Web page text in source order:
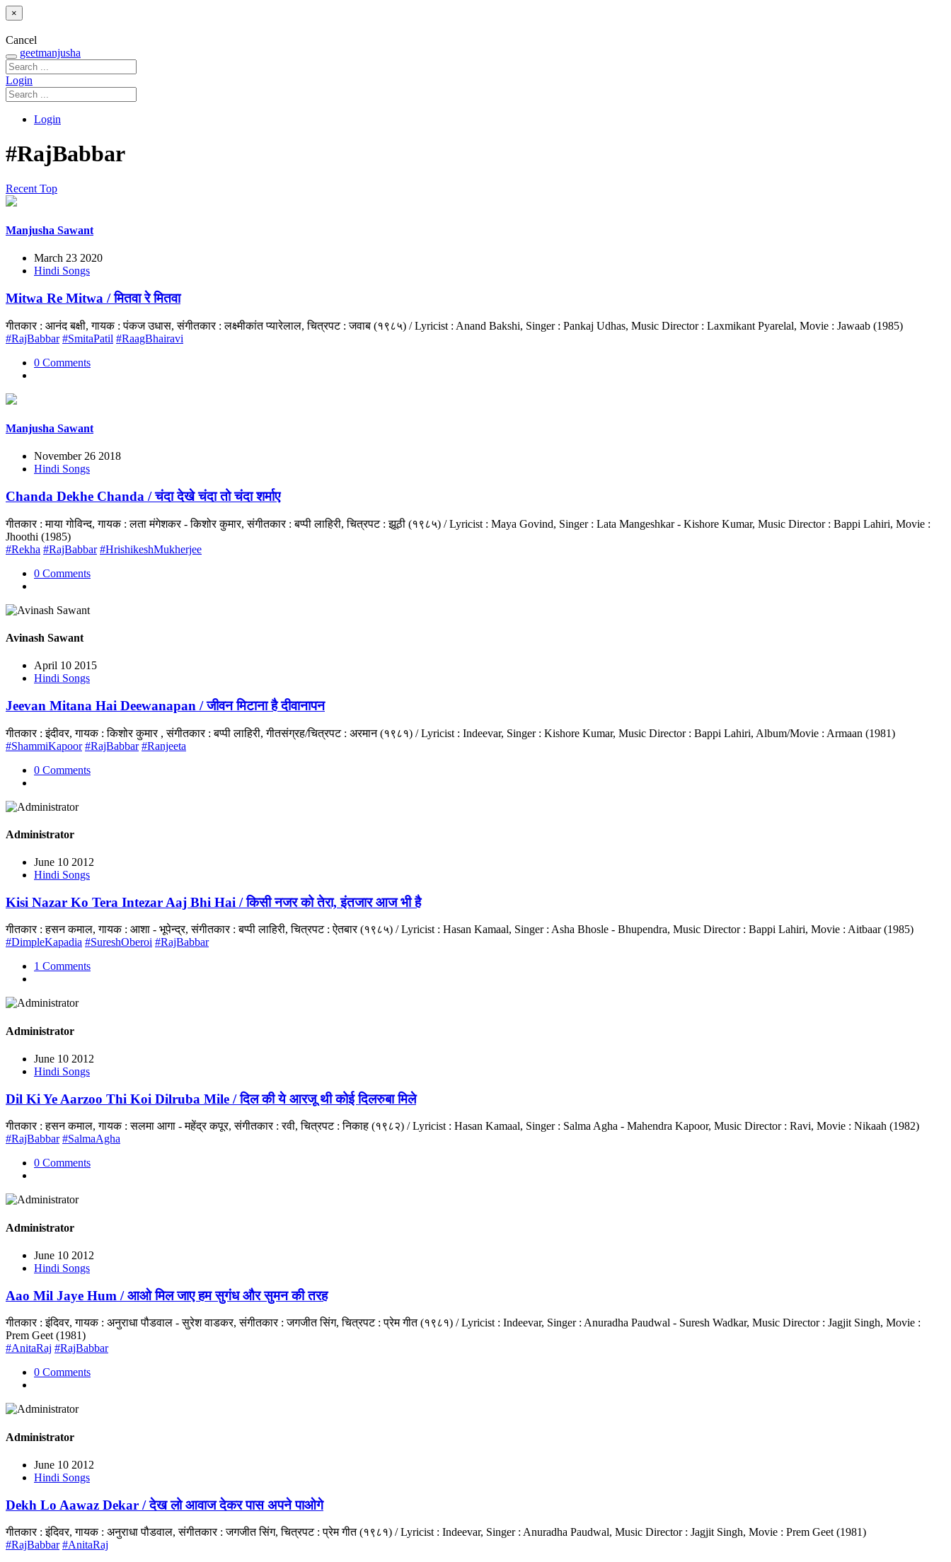
×
Cancel
geetmanjusha
Login
Login
#RajBabbar
Recent Top
Manjusha Sawant
March 23 2020
Hindi Songs
Mitwa Re Mitwa / मितवा रे मितवा
गीतकार : आनंद बक्षी, गायक : पंकज उधास, संगीतकार : लक्ष्मीकांत प्यारेलाल, चित्रपट : जवाब (१९८५) / Lyricist : Anand Bakshi, Singer : Pankaj Udhas, Music Director : Laxmikant Pyarelal, Movie : Jawaab (1985)
#RajBabbar #SmitaPatil #RaagBhairavi
0 Comments
Manjusha Sawant
November 26 2018
Hindi Songs
Chanda Dekhe Chanda / चंदा देखे चंदा तो चंदा शर्माए
गीतकार : माया गोविन्द, गायक : लता मंगेशकर - किशोर कुमार, संगीतकार : बप्पी लाहिरी, चित्रपट : झूठी (१९८५) / Lyricist : Maya Govind, Singer : Lata Mangeshkar - Kishore Kumar, Music Director : Bappi Lahiri, Movie :
Jhoothi (1985)
#Rekha #RajBabbar #HrishikeshMukherjee
0 Comments
Avinash Sawant
April 10 2015
Hindi Songs
Jeevan Mitana Hai Deewanapan / जीवन मिटाना है दीवानापन
गीतकार : इंदीवर, गायक : किशोर कुमार , संगीतकार : बप्पी लाहिरी, गीतसंग्रह/चित्रपट : अरमान (१९८१) / Lyricist : Indeevar, Singer : Kishore Kumar, Music Director : Bappi Lahiri, Album/Movie : Armaan (1981)
#ShammiKapoor #RajBabbar #Ranjeeta
0 Comments
Administrator
June 10 2012
Hindi Songs
Kisi Nazar Ko Tera Intezar Aaj Bhi Hai / किसी नजर को तेरा, इंतजार आज भी है
गीतकार : हसन कमाल, गायक : आशा - भूपेन्द्र, संगीतकार : बप्पी लाहिरी, चित्रपट : ऐतबार (१९८५) / Lyricist : Hasan Kamaal, Singer : Asha Bhosle - Bhupendra, Music Director : Bappi Lahiri, Movie : Aitbaar (1985)
#DimpleKapadia #SureshOberoi #RajBabbar
1 Comments
Administrator
June 10 2012
Hindi Songs
Dil Ki Ye Aarzoo Thi Koi Dilruba Mile / दिल की ये आरजू थी कोई दिलरुबा मिले
गीतकार : हसन कमाल, गायक : सलमा आगा - महेंद्र कपूर, संगीतकार : रवी, चित्रपट : निकाह (१९८२) / Lyricist : Hasan Kamaal, Singer : Salma Agha - Mahendra Kapoor, Music Director : Ravi, Movie : Nikaah (1982)
#RajBabbar #SalmaAgha
0 Comments
Administrator
June 10 2012
Hindi Songs
Aao Mil Jaye Hum / आओ मिल जाए हम सुगंध और सुमन की तरह
गीतकार : इंदिवर, गायक : अनुराधा पौडवाल - सुरेश वाडकर, संगीतकार : जगजीत सिंग, चित्रपट : प्रेम गीत (१९८१) / Lyricist : Indeevar, Singer : Anuradha Paudwal - Suresh Wadkar, Music Director : Jagjit Singh, Movie :
Prem Geet (1981)
#AnitaRaj #RajBabbar
0 Comments
Administrator
June 10 2012
Hindi Songs
Dekh Lo Aawaz Dekar / देख लो आवाज देकर पास अपने पाओगे
गीतकार : इंदिवर, गायक : अनुराधा पौडवाल, संगीतकार : जगजीत सिंग, चित्रपट : प्रेम गीत (१९८१) / Lyricist : Indeevar, Singer : Anuradha Paudwal, Music Director : Jagjit Singh, Movie : Prem Geet (1981)
#RajBabbar #AnitaRaj